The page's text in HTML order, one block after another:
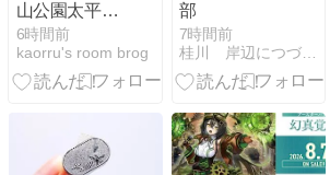
山公園太平山
の北側にて撮
影した、未だ
見頃が楽しめ
サイの写真」
6時間前
kaorru's room brog
部
7時間前
桂川 岸辺につづく牧野原